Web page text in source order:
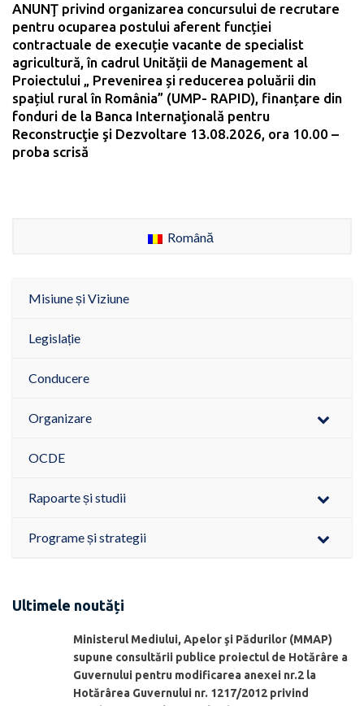
ANUNŢ privind organizarea concursului de recrutare
pentru ocuparea postului aferent funcției
contractuale de execuție vacante de specialist
agricultură, în cadrul Unității de Management al
Proiectului „ Prevenirea și reducerea poluării din
spațiul rural în România” (UMP- RAPID), finanțare din
fonduri de la Banca Internaţională pentru
Reconstrucţie şi Dezvoltare 13.08.2026, ora 10.00 –
proba scrisă
Română
Misiune și Viziune
Legislație
Conducere
Organizare
OCDE
Rapoarte și studii
Programe și strategii
Ultimele noutăți
Ministerul Mediului, Apelor şi Pădurilor (MMAP)
supune consultării publice proiectul de Hotărâre a
Guvernului pentru modificarea anexei nr.2 la
Hotărârea Guvernului nr. 1217/2012 privind